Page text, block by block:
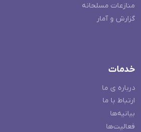
منازعات مسلحانه
گزارش و آمار
خدمات
درباره ی ما
ارتباط با ما
بیانیه‌ها
فعالیت‌ها